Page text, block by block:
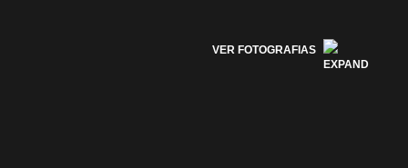
VER FOTOGRAFIAS